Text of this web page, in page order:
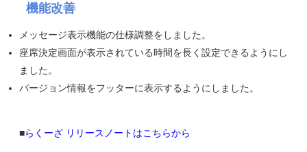
機能改善
メッセージ表示機能の仕様調整をしました。
座席決定画面が表示されている時間を長く設定できるようにし
ました。
バージョン情報をフッターに表示するようにしました。
■らくーざ リリースノートはこちらから